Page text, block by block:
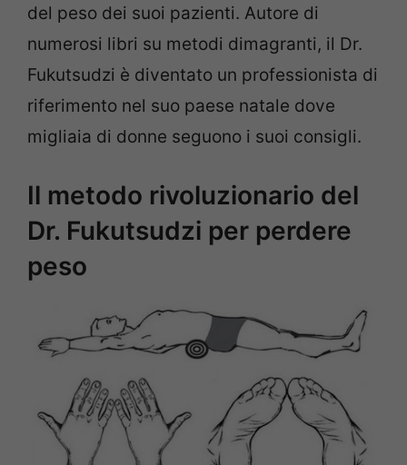
del peso dei suoi pazienti. Autore di
numerosi libri su metodi dimagranti, il Dr.
Fukutsudzi è diventato un professionista di
riferimento nel suo paese natale dove
migliaia di donne seguono i suoi consigli.
Il metodo rivoluzionario del
Dr. Fukutsudzi per perdere
peso